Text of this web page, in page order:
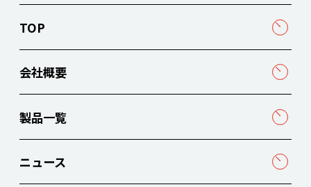
TOP
会社概要
製品一覧
ニュース